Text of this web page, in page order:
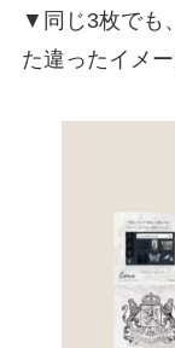
▼同じ3枚でも
た違ったイメ